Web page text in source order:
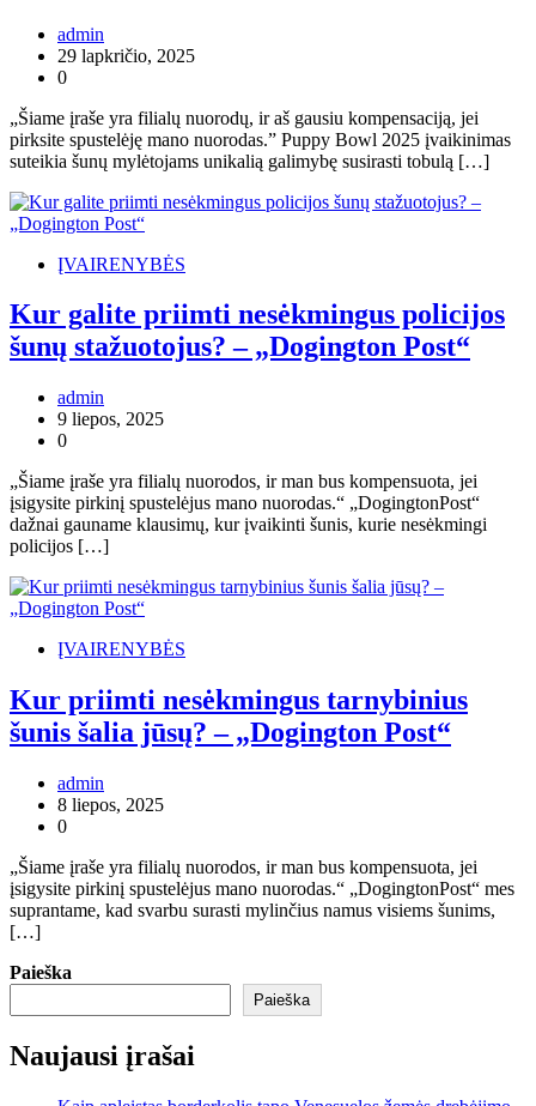
admin
29 lapkričio, 2025
0
„Šiame įraše yra filialų nuorodų, ir aš gausiu kompensaciją, jei
pirksite spustelėję mano nuorodas.” Puppy Bowl 2025 įvaikinimas
suteikia šunų mylėtojams unikalią galimybę susirasti tobulą […]
ĮVAIRENYBĖS
Kur galite priimti nesėkmingus policijos
šunų stažuotojus? – „Dogington Post“
admin
9 liepos, 2025
0
„Šiame įraše yra filialų nuorodos, ir man bus kompensuota, jei
įsigysite pirkinį spustelėjus mano nuorodas.“ „DogingtonPost“
dažnai gauname klausimų, kur įvaikinti šunis, kurie nesėkmingi
policijos […]
ĮVAIRENYBĖS
Kur priimti nesėkmingus tarnybinius
šunis šalia jūsų? – „Dogington Post“
admin
8 liepos, 2025
0
„Šiame įraše yra filialų nuorodos, ir man bus kompensuota, jei
įsigysite pirkinį spustelėjus mano nuorodas.“ „DogingtonPost“ mes
suprantame, kad svarbu surasti mylinčius namus visiems šunims,
[…]
Paieška
Paieška
Naujausi įrašai